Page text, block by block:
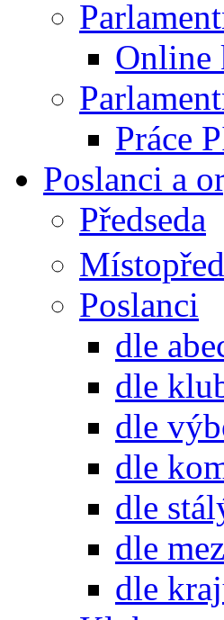
Online
Práce
Poslanci a
Předseda
Poslanci
dle
dle
dle
dle
dle
dle
dle